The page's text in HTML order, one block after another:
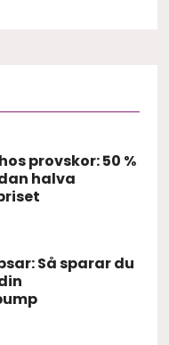
provskor: 50 %
halva
Så sparar du